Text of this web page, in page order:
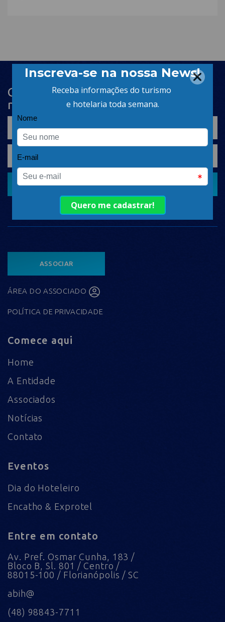
Cadastre-se na newsletter e receba
nosso conteúdo em seu e-mail
CADASTRAR
ASSOCIAR
ÁREA DO ASSOCIADO
POLÍTICA DE PRIVACIDADE
Comece aqui
Home
A Entidade
Associados
Notícias
Contato
Eventos
Dia do Hoteleiro
Encatho & Exprotel
Entre em contato
Av. Pref. Osmar Cunha, 183 /
Bloco B, Sl. 801 / Centro /
88015-100 / Florianópolis / SC
abih@
(48) 98843-7711